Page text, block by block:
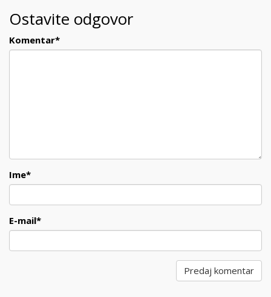
Ostavite odgovor
Komentar*
Ime*
E-mail*